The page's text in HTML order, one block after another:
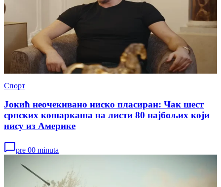
Спорт
Јокић неочекивано ниско пласиран: Чак шест
српских кошаркаша на листи 80 најбољих који
нису из Америке
pre 00 minuta